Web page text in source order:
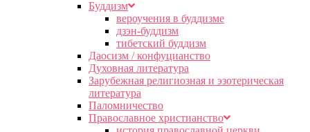
Буддизм
вероучения в буддизме
дзэн-буддизм
тибетский буддизм
Даосизм / конфуцианство
Духовная литература
Зарубежная религиозная и эзотерическая
литература
Паломничество
Православное христианство